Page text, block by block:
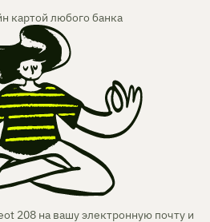
картой любого банка
208 на вашу электронную почту и